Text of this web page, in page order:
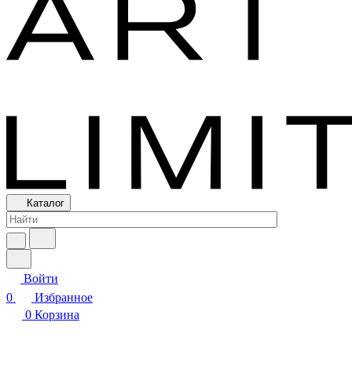
Каталог
Войти
0
Избранное
0 Корзина